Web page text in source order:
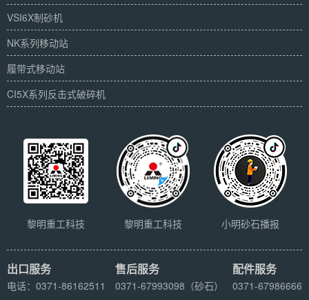
VSI6X制砂机
NK系列移动站
履带式移动站
CI5X系列反击式破碎机
黎明重工科技 黎明重工科技 小明砂石播报
出口服务
电话：0371-86162511
售后服务
0371-67993098（砂石）
配件服务
0371-67986666